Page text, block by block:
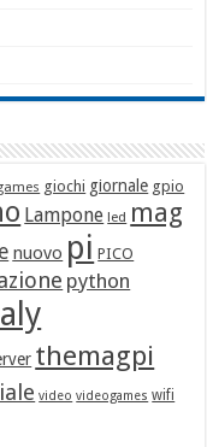
giochi giornale gpio
Lampone led mag
nuovo pi PICO
python
themagpi
video videogames wifi